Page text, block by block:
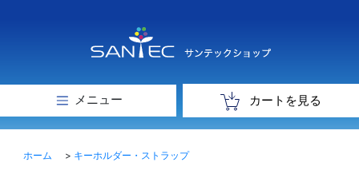
メニュー カートを見る
ホーム > キーホルダー・ストラップ